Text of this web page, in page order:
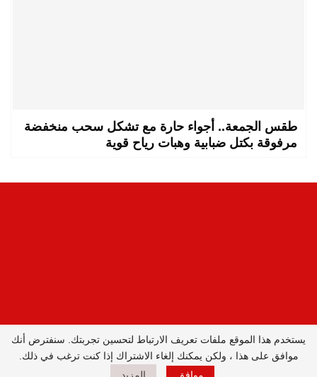
طقس الجمعة.. أجواء حارة مع تشكل سحب منخفضة
مرفوقة بكتل ضبابية وهبات رياح قوية
المدير العام : ليلى البصري بصيري /
جميع الحقوق محفوظة © 2026
يستخدم هذا الموقع ملفات تعريف الارتباط لتحسين تجربتك. سنفترض أنك
موافق على هذا ، ولكن يمكنك إلغاء الاشتراك إذا كنت ترغب في ذلك.